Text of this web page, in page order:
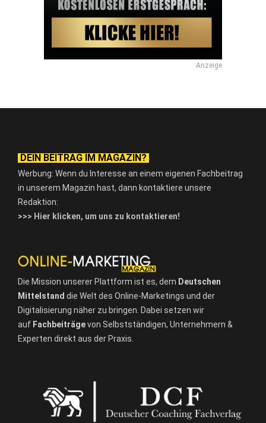
Anzeige
DEIN BEITRAG IM MAGAZIN?
Werbung: Wenn du Interesse an einem eigenen Fachbeitrag
in unserem Magazin hast, dann kontaktiere unsere
Redaktion:
>>> Hier klicken, um uns zu kontaktieren!
Die Mission unserer Plattform ist es, dem Deutschen
Mittelstand die Welt des Online-Marketings und der
Digitalisierung näher zu bringen. Dabei setzen wir
auf Fachbeiträgevon Selbstständigen, Unternehmern &
Experten direkt aus der Praxis.